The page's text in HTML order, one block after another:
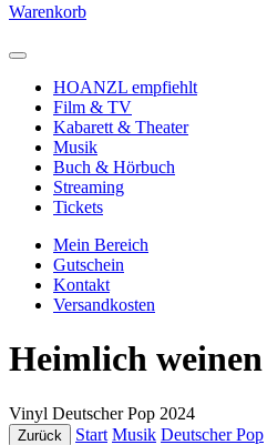
Warenkorb
HOANZL empfiehlt
Film & TV
Kabarett & Theater
Musik
Buch & Hörbuch
Streaming
Tickets
Mein Bereich
Gutschein
Kontakt
Versandkosten
Heimlich weinen
Vinyl Deutscher Pop 2024
Zurück Start Musik Deutscher Pop